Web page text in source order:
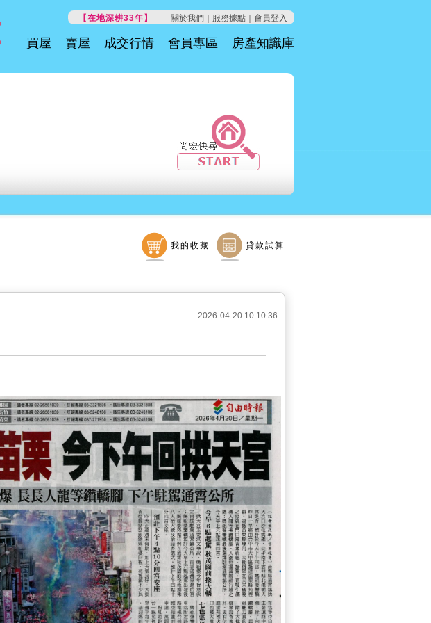
【在地深耕33年】 關於我們｜ 服務據點｜ 會員登入
買屋 賣屋 成交行情 會員專區 房產知識庫
我的收藏 貸款試算
2026-04-20 10:10:36